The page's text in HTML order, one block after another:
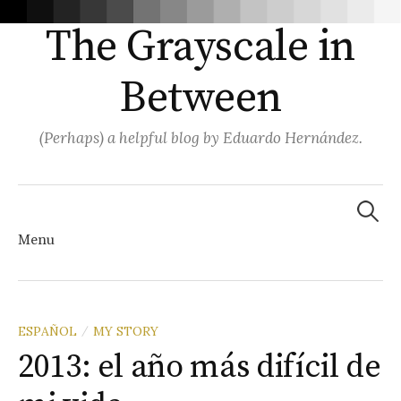
The Grayscale in
Between
(Perhaps) a helpful blog by Eduardo Hernández.
Menu
to
Search
for:
ESPAÑOL / MY STORY
2013: el año más difícil de